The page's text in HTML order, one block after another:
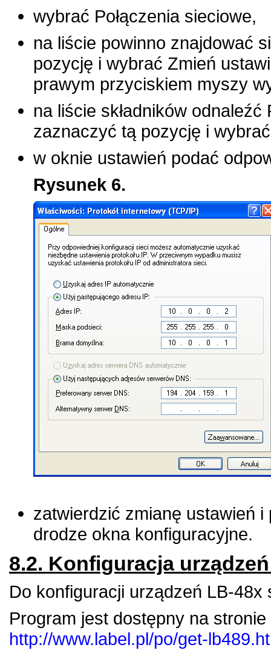
wybrać Połączenia sieciowe,
na liście powinno znajdować
pozycję i wybrać Zmień
prawym przyciskiem myszy
na liście składników odnaleźć
zaznaczyć tą pozycję i
w oknie ustawień podać
Rysunek 6.
zatwierdzić zmianę ustawień
drodze okna konfiguracyjne.
8.2. Konfiguracja
Do konfiguracji urządzeń LB-48x
Program jest dostępny na
http://www.label.pl/po/get-